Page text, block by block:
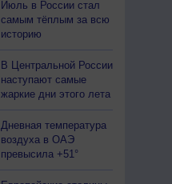
Вт
Ср
Чт
Июль в России стал
самым тёплым за всю
историю
В Центральной России
наступают самые
жаркие дни этого лета
Дневная температура
воздуха в ОАЭ
превысила +51°